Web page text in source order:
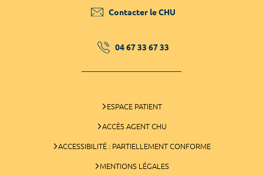
Contacter le CHU
04 67 33 67 33
ESPACE PATIENT
ACCÈS AGENT CHU
ACCESSIBILITÉ : PARTIELLEMENT CONFORME
MENTIONS LÉGALES